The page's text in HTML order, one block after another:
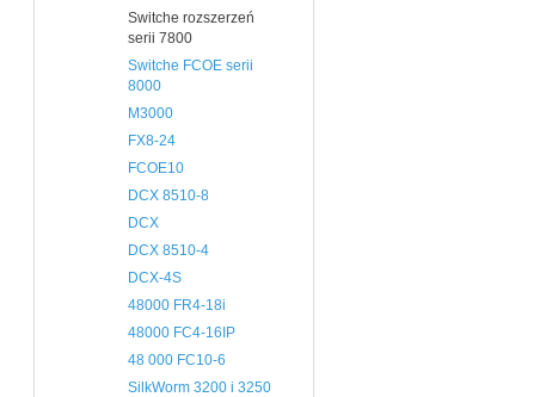
Switche rozszerzeń
serii 7800
Switche FCOE serii
8000
M3000
FX8-24
FCOE10
DCX 8510-8
DCX
DCX 8510-4
DCX-4S
48000 FR4-18i
48000 FC4-16IP
48 000 FC10-6
SilkWorm 3200 i 3250